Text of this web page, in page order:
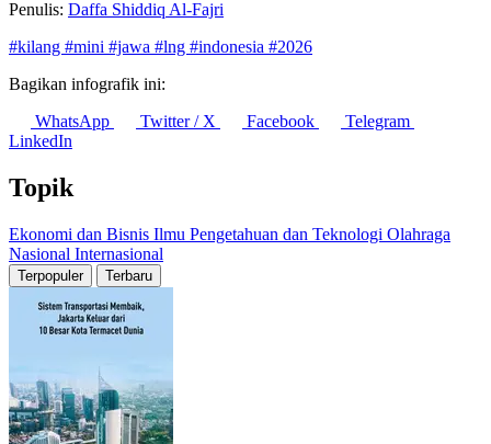
Penulis: Daffa Shiddiq Al-Fajri
#kilang #mini #jawa #lng #indonesia #2026
Bagikan infografik ini:
WhatsApp
Twitter / X Facebook
Telegram
LinkedIn
Topik
Ekonomi dan Bisnis Ilmu Pengetahuan dan Teknologi Olahraga
Nasional Internasional
Terpopuler Terbaru